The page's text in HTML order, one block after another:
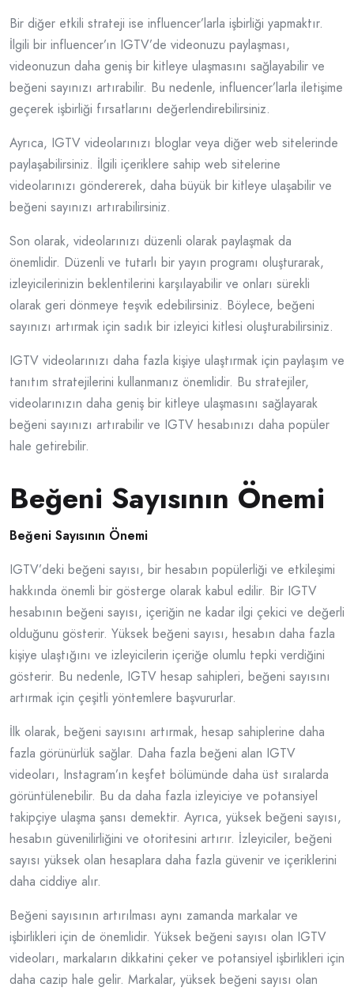
Bir diğer etkili strateji ise influencer’larla işbirliği yapmaktır.
İlgili bir influencer’ın IGTV’de videonuzu paylaşması,
videonuzun daha geniş bir kitleye ulaşmasını sağlayabilir ve
beğeni sayınızı artırabilir. Bu nedenle, influencer’larla iletişime
geçerek işbirliği fırsatlarını değerlendirebilirsiniz.
Ayrıca, IGTV videolarınızı bloglar veya diğer web sitelerinde
paylaşabilirsiniz. İlgili içeriklere sahip web sitelerine
videolarınızı göndererek, daha büyük bir kitleye ulaşabilir ve
beğeni sayınızı artırabilirsiniz.
Son olarak, videolarınızı düzenli olarak paylaşmak da
önemlidir. Düzenli ve tutarlı bir yayın programı oluşturarak,
izleyicilerinizin beklentilerini karşılayabilir ve onları sürekli
olarak geri dönmeye teşvik edebilirsiniz. Böylece, beğeni
sayınızı artırmak için sadık bir izleyici kitlesi oluşturabilirsiniz.
IGTV videolarınızı daha fazla kişiye ulaştırmak için paylaşım ve
tanıtım stratejilerini kullanmanız önemlidir. Bu stratejiler,
videolarınızın daha geniş bir kitleye ulaşmasını sağlayarak
beğeni sayınızı artırabilir ve IGTV hesabınızı daha popüler
hale getirebilir.
Beğeni Sayısının Önemi
Beğeni Sayısının Önemi
IGTV’deki beğeni sayısı, bir hesabın popülerliği ve etkileşimi
hakkında önemli bir gösterge olarak kabul edilir. Bir IGTV
hesabının beğeni sayısı, içeriğin ne kadar ilgi çekici ve değerli
olduğunu gösterir. Yüksek beğeni sayısı, hesabın daha fazla
kişiye ulaştığını ve izleyicilerin içeriğe olumlu tepki verdiğini
gösterir. Bu nedenle, IGTV hesap sahipleri, beğeni sayısını
artırmak için çeşitli yöntemlere başvururlar.
İlk olarak, beğeni sayısını artırmak, hesap sahiplerine daha
fazla görünürlük sağlar. Daha fazla beğeni alan IGTV
videoları, Instagram’ın keşfet bölümünde daha üst sıralarda
görüntülenebilir. Bu da daha fazla izleyiciye ve potansiyel
takipçiye ulaşma şansı demektir. Ayrıca, yüksek beğeni sayısı,
hesabın güvenilirliğini ve otoritesini artırır. İzleyiciler, beğeni
sayısı yüksek olan hesaplara daha fazla güvenir ve içeriklerini
daha ciddiye alır.
Beğeni sayısının artırılması aynı zamanda markalar ve
işbirlikleri için de önemlidir. Yüksek beğeni sayısı olan IGTV
videoları, markaların dikkatini çeker ve potansiyel işbirlikleri için
daha cazip hale gelir. Markalar, yüksek beğeni sayısı olan